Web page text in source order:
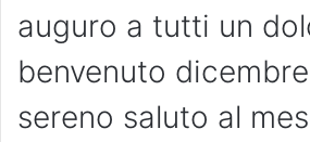
auguro a tutti un
benvenuto
sereno saluto al